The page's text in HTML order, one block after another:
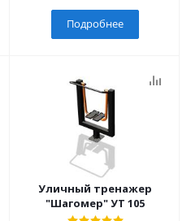
Подробнее
Уличный тренажер
"Шагомер" УТ 105